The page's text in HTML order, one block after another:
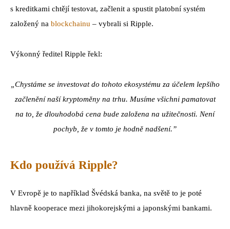
s kreditkami chtějí testovat, začlenit a spustit platobní systém
založený na blockchainu – vybrali si Ripple.
Výkonný ředitel Ripple řekl:
„Chystáme se investovat do tohoto ekosystému za účelem lepšího
začlenění naší kryptoměny na trhu. Musíme všichni pamatovat
na to, že dlouhodobá cena bude založena na užitečnosti. Není
pochyb, že v tomto je hodně nadšení.”
Kdo používá Ripple?
V Evropě je to například Švédská banka, na světě to je poté
hlavně kooperace mezi jihokorejskými a japonskými bankami.